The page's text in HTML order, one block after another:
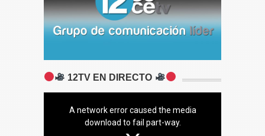
12TV EN DIRECTO
A network error caused the media
download to fail part-way.